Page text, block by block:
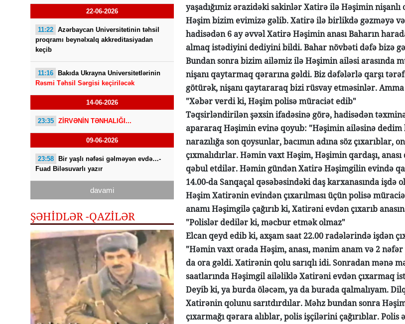
22-06-2026
11:22 Azərbaycan Universitetinin təhsil
proqramı beynəlxalq akkreditasiyadan
keçib
11:16
Bakıda Ukrayna Universitetlərinin
Rəsmi Təhsil Sərgisi keçiriləcək
14-06-2026
23:35 ZİRVƏNİN TƏNHALIĞI...
09-06-2026
23:58
Bir yaşlı nəfəsi gəlməyən evdə…-
Fuad Biləsuvarlı yazır
davami
ŞƏHİDLƏR -QAZILƏR
yaşadığımiz ərazidəki sakinlər Xatirə ilə Həşimin
Həşim bizim evimizə gəlib. Xatirə ilə birlikdə gəzməyə
hadisədən 6 ay əvvəl Xatirə Həşimin anası Baharın
almaq istədiyini dediyini bildi. Bahar növbəti dəfə bizə
Bundan sonra bizim ailəmiz ilə Həşimin ailəsi arasında
nişanı qaytarmaq qərarına gəldi. Biz dəfələrlə qarşı
götürək, nişanı qaytararaq bizi rüsvay etməsinlər.
"Xəbər verdi ki, Həşim polisə müraciət edib"
Təqsirləndirilən şəxsin ifadəsinə görə, hadisədən
apararaq Həşimin evinə qoyub: "Həşimin ailəsinə dedim
narazılığa son qoysunlar, bacımın adına söz çıxarıblar,
çıxmalıdırlar. Həmin vaxt Həşim, Həşimin qardaşı,
qəbul etdilər. Həmin gündən Xatirə Həşimgilin evində
14.00-da Sanqaçal qəsəbəsindəki daş karxanasında
Həşim Xatirənin evindən çıxarılması üçün polisə
anamı Həşimgilə çağırıb ki, Xatirəni evdən çıxarıb
"Polislər dedilər ki, məcbur etmək olmaz"
Elcan qeyd edib ki, axşam saat 22.00 radələrində işdən
"Həmin vaxt orada Həşim, anası, mənim anam və 2
da ora gəldi. Xatirənin qolu sarıqlı idi. Sonradan mənə
saatlarında Həşimgil ailəliklə Xatirəni evdən çıxarmaq
Deyib ki, ya burda öləcəm, ya da burada qalmalıyam.
Xatirənin qolunu sarıtdırdılar. Məhz bundan sonra
çıxarmağı qərara alıblar, polis işçilərini çağırıblar.